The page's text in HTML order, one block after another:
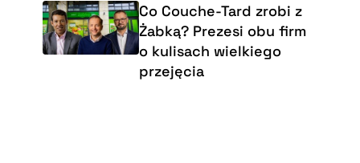
Co Couche-Tard zrobi z
Żabką? Prezesi obu firm
o kulisach wielkiego
przejęcia